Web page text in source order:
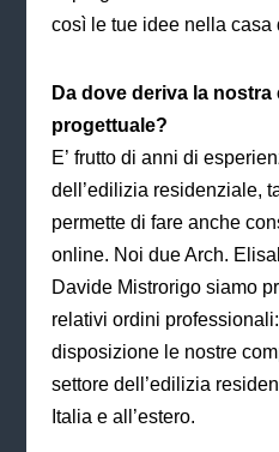
così le tue idee nella casa
Da dove deriva la nostra
progettuale?
E’ frutto di anni di
dell’edilizia residenziale,
permette di fare anche
online. Noi due Arch.
Davide Mistrorigo siamo
relativi ordini
disposizione le nostre
settore dell’edilizia
Italia e all’estero.